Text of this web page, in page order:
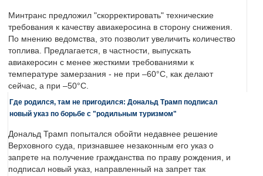
Минтранс предложил "скорректировать" технические
требования к качеству авиакеросина в сторону снижения.
По мнению ведомства, это позволит увеличить количество
топлива. Предлагается, в частности, выпускать
авиакеросин с менее жесткими требованиями к
температуре замерзания - не при –60°C, как делают
сейчас, а при –50°C.
Где родился, там не пригодился: Дональд Трамп подписал
новый указ по борьбе с "родильным туризмом"
Дональд Трамп попытался обойти недавнее решение
Верховного суда, признавшее незаконным его указ о
запрете на получение гражданства по праву рождения, и
подписал новый указ, направленный на запрет так